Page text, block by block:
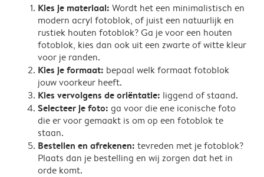
Kies je materiaal: Wordt het een minimalistisch en
modern acryl fotoblok, of juist een natuurlijk en
rustiek houten fotoblok? Ga je voor een houten
fotoblok, kies dan ook uit een zwarte of witte kleur
voor je randen.
Kies je formaat: bepaal welk formaat fotoblok
jouw voorkeur heeft.
Kies vervolgens de oriëntatie: liggend of staand.
Selecteer je foto: ga voor die ene iconische foto
die er voor gemaakt is om op een fotoblok te
staan.
Bestellen en afrekenen: tevreden met je fotoblok?
Plaats dan je bestelling en wij zorgen dat het in
orde komt.